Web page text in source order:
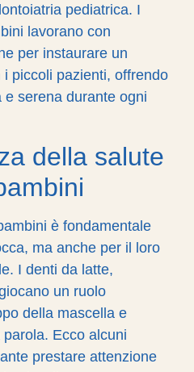
pediatrica. I
lavorano con
per instaurare un
piccoli pazienti, offrendo
e serena durante ogni
della salute
è fondamentale
ma anche per il loro
I denti da latte,
un ruolo
della mascella e
parola. Ecco alcuni
prestare attenzione